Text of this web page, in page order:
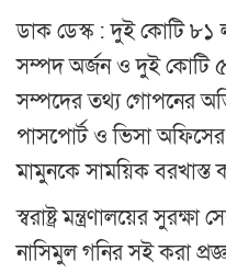
ডাক ডেস্ক : দুই কোটি ৮১
সম্পদ অর্জন ও দুই কোটি
সম্পদের তথ্য গোপনের
পাসপোর্ট ও ভিসা
মামুনকে সাময়িক বরখাস্ত
স্বরাষ্ট্র মন্ত্রণালয়ের
নাসিমুল গনির সই করা